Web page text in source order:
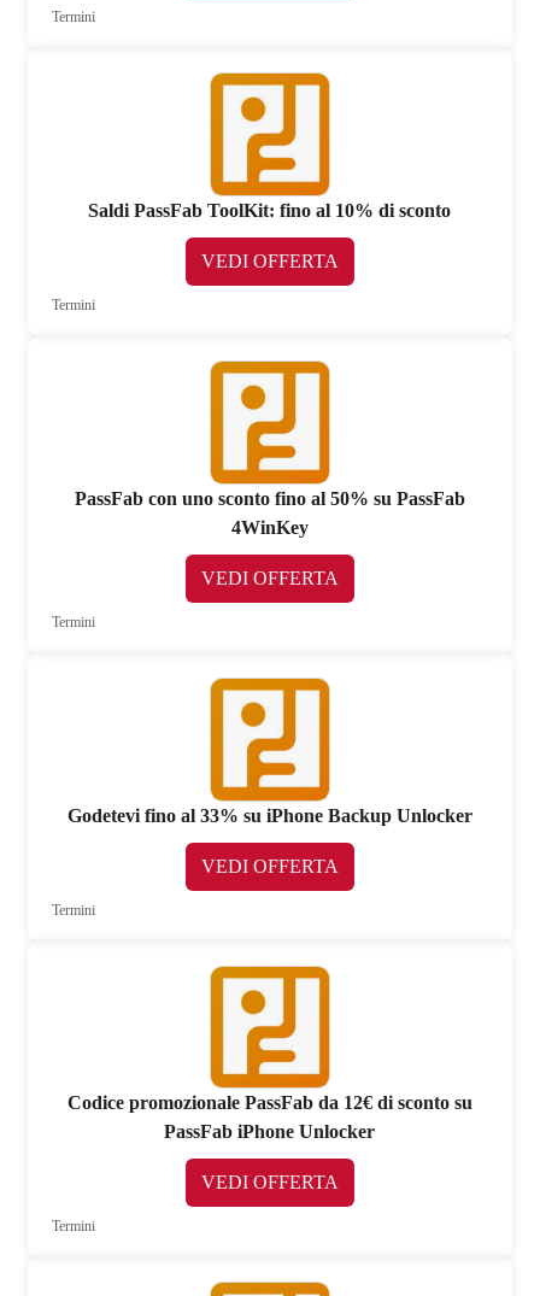
Termini
Saldi PassFab ToolKit: fino al 10% di sconto
VEDI OFFERTA
Termini
PassFab con uno sconto fino al 50% su PassFab
4WinKey
VEDI OFFERTA
Termini
Godetevi fino al 33% su iPhone Backup Unlocker
VEDI OFFERTA
Termini
Codice promozionale PassFab da 12€ di sconto su
PassFab iPhone Unlocker
VEDI OFFERTA
Termini